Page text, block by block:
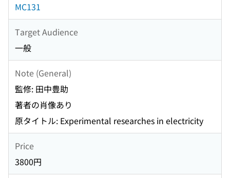
MC131
Target Audience
一般
Note (General)
監修: 田中豊助
著者の肖像あり
原タイトル: Experimental researches in electricity
Price
3800円